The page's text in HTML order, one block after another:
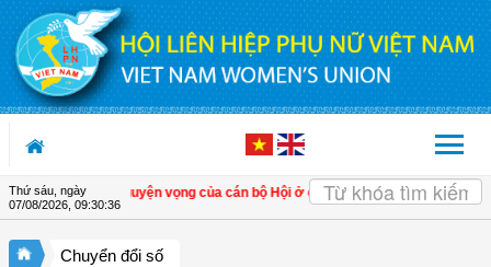
Truy cập nội dung luôn
Thứ sáu, ngày
07/08/2026, 09:30:38
tư, nguyện vọng của cán bộ Hội ở cơ sở | Đồng Tháp: Tập huấn nâng cao
Chuyển đổi số